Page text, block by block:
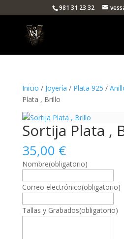
981 31 23 32
Inicio / Joyería / Plata 925 /
Plata , Brillo
Sortija Plata ,
35,00 €
Nombre(obligatorio)
Correo electrónico(obligatorio)
Tallas y Grabados(obligatorio)